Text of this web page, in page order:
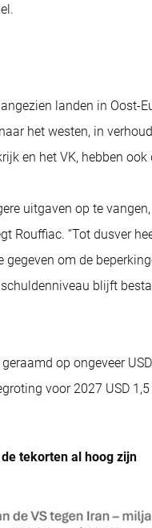
landen in Oost-
het westen, in
en het VK, hebben ook
uitgaven op te
Rouffiac. “Tot dusver
om de
blijft
op ongeveer
voor 2027 USD
tekorten al hoog zijn